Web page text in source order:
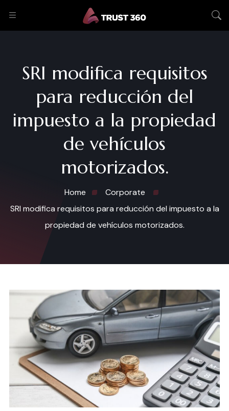
SRI modifica requisitos
para reducción del
impuesto a la propiedad
de vehículos
motorizados.
Home
Corporate
SRI modifica requisitos para reducción del impuesto a la
propiedad de vehículos motorizados.